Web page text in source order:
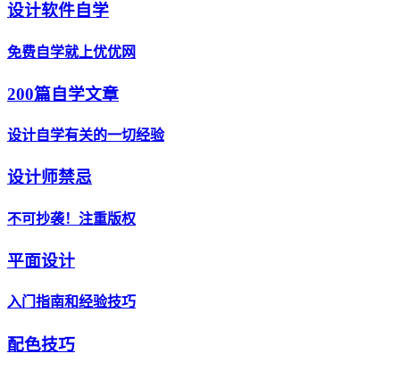
设计软件自学
免费自学就上优优网
200篇自学文章
设计自学有关的一切经验
设计师禁忌
不可抄袭！注重版权
平面设计
入门指南和经验技巧
配色技巧